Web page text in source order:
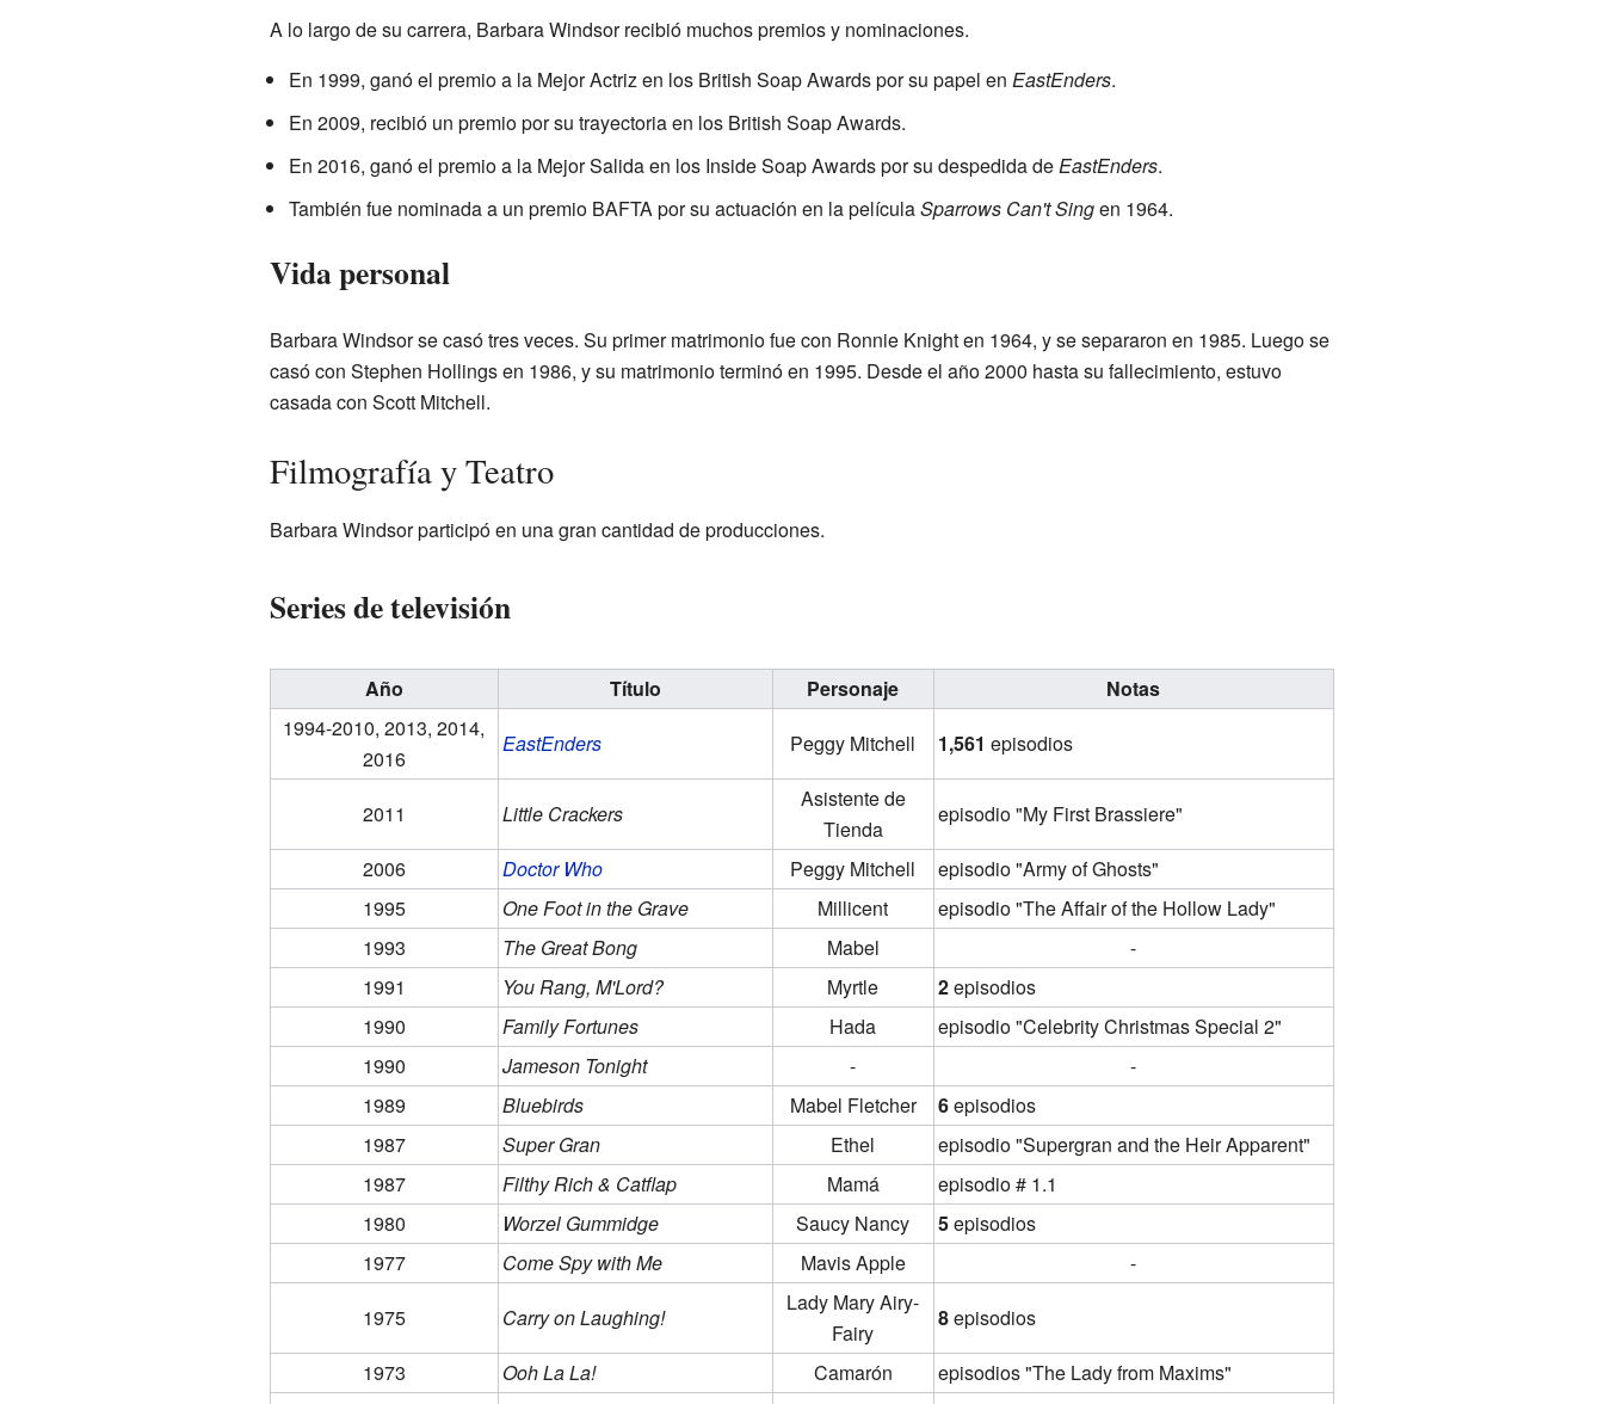
A lo largo de su carrera, Barbara Windsor recibió muchos premios y nominaciones.
En 1999, ganó el premio a la Mejor Actriz en los British Soap Awards por su papel en EastEnders.
En 2009, recibió un premio por su trayectoria en los British Soap Awards.
En 2016, ganó el premio a la Mejor Salida en los Inside Soap Awards por su despedida deEastEnders.
También fue nominada a un premio BAFTA por su actuación en la películaSparrows Can't Singen 1964.
Vida personal
Barbara Windsor se casó tres veces. Su primer matrimonio fue con Ronnie Knight en 1964, y se separaron en 1985. Luego se
casó con Stephen Hollings en 1986, y su matrimonio terminó en 1995. Desde el año 2000 hasta su fallecimiento, estuvo
casada con Scott Mitchell.
Filmografía y Teatro
Barbara Windsor participó en una gran cantidad de producciones.
Series de televisión
Año Título Personaje
Notas
1994-2010, 2013, 2014,
2016
EastEnders Peggy Mitchell 1,561 episodios
2011 Little Crackers
Asistente de
Tienda
episodio "My First Brassiere"
2006
Doctor Who Peggy Mitchell
episodio "Army of Ghosts"
1995
One Foot in the Grave Millicent
episodio "The Affair of the Hollow Lady"
1993
The Great Bong Mabel
-
1991
You Rang, M'Lord? Myrtle 2episodios
1990
Family Fortunes Hada
episodio "Celebrity Christmas Special 2"
1990
Jameson Tonight -
-
1989
Bluebirds Mabel Fletcher 6episodios
1987
Super Gran Ethel
episodio "Supergran and the Heir Apparent"
1987
Filthy Rich & Catflap Mamá
episodio # 1.1
1980
Worzel Gummidge Saucy Nancy 5episodios
1977
Come Spy with Me Mavis Apple
-
1975
Carry on Laughing!
Lady Mary Airy-
Fairy
8episodios
1973
Ooh La La! Camarón
episodios "The Lady from Maxims"